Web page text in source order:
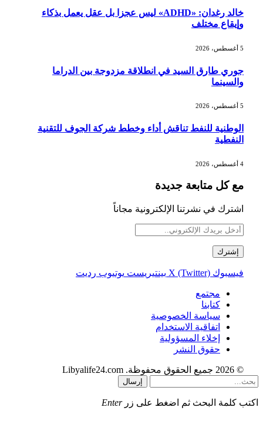
خالد رغدان: «ADHD» ليس عجزا بل عقل يعمل بذكاء
وإيقاع مختلف
جوري طارق السيد في انطلاقة مزدوجة بين الدراما
والسينما
الوطنية للنفط تناقش أداء وخطط شركة الجوف للتقنية
النفطية
مع كل متابعة جديدة
اشترك في نشرتنا الإلكترونية مجاناً
فيسبوك X (Twitter) بينتيريست يوتيوب رديت
مجتمع
كتابنا
سياسة الخصوصية
اتفاقية الاستخدام
إخلاء المسؤولية
حقوق النشر
© 2026 جميع الحقوق محفوظة. Libyalife24.com
إرسال
اكتب كلمة البحث ثم اضغط على زر Enter